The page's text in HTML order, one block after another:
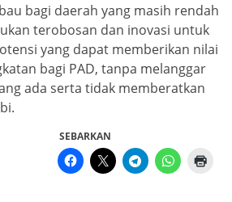
bagi daerah yang masih rendah
terobosan dan inovasi untuk
yang dapat memberikan nilai
bagi PAD, tanpa melanggar
ada serta tidak memberatkan
SEBARKAN